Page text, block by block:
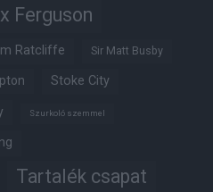
Ferguson
Ratcliffe Sir Matt Busby
Stoke City
Szurkoló szemmel
Tartalék csapat